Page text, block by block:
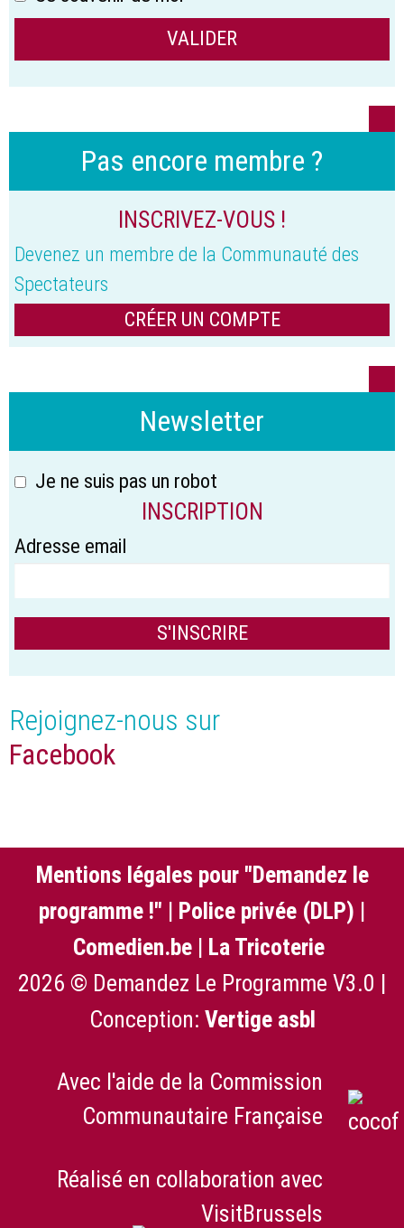
Pas encore membre ?
INSCRIVEZ-VOUS !
Devenez un membre de la Communauté des
Spectateurs
CRÉER UN COMPTE
Newsletter
Je ne suis pas un robot
INSCRIPTION
Adresse email
Rejoignez-nous sur
Facebook
Mentions légales pour "Demandez le
programme !" | Police privée (DLP) |
Comedien.be | La Tricoterie
2026 © Demandez Le Programme V3.0 |
Conception: Vertige asbl
Avec l'aide de la Commission
Communautaire Française
Réalisé en collaboration avec
VisitBrussels